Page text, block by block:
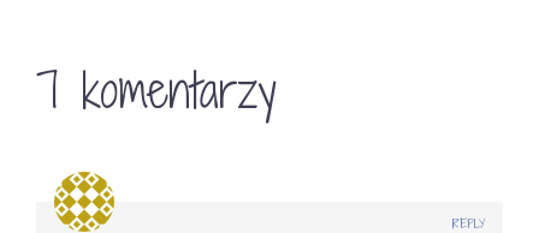
7 komentarzy
REPLY